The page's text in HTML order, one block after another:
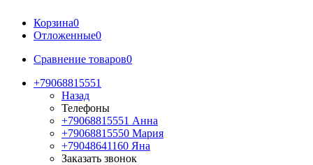
Корзина0
Отложенные0
Сравнение товаров0
+79068815551
Назад
Телефоны
+79068815551 Анна
+79068815550 Мария
+79048641160 Яна
Заказать звонок